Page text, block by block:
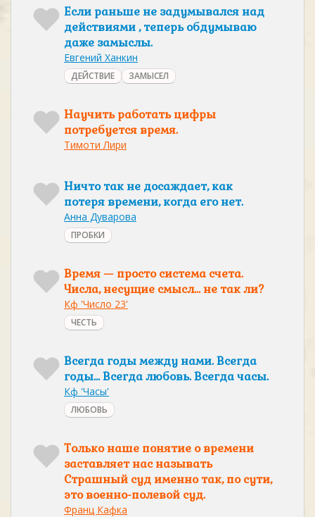
Если раньше не задумывался над
действиями , теперь обдумываю
даже замыслы.
Евгений Ханкин
ДЕЙСТВИЕ ЗАМЫСЕЛ
Научить работать цифры
потребуется время.
Тимоти Лири
Ничто так не досаждает, как
потеря времени, когда его нет.
Анна Дуварова
ПРОБКИ
Время — просто система счета.
Числа, несущие смысл… не так ли?
Кф 'Число 23'
ЧЕСТЬ
Всегда годы между нами. Всегда
годы… Всегда любовь. Всегда часы.
Кф 'Часы'
ЛЮБОВЬ
Только наше понятие о времени
заставляет нас называть
Страшный суд именно так, по сути,
это военно-полевой суд.
Франц Кафка